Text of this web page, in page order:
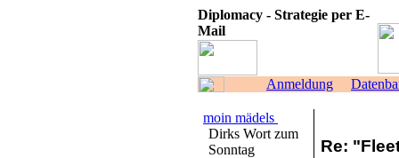
Diplomacy - Strategie per E-
Mail
Anmeldung
moin mädels
Dirks Wort zum
Sonntag
Re: